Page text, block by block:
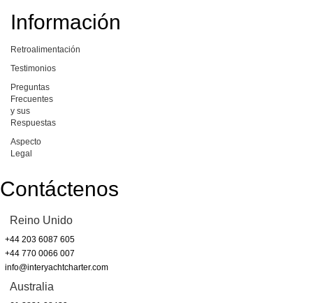
Información
Retroalimentación
Testimonios
Preguntas
Frecuentes
y sus
Respuestas
Aspecto
Legal
Contáctenos
Reino Unido
+44 203 6087 605
+44 770 0066 007
info@interyachtcharter.com
Australia